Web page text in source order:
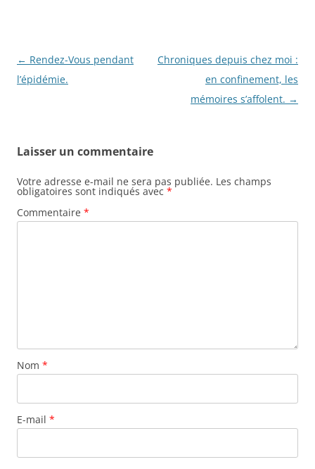
Navigation
des
← Rendez-Vous pendant
l’épidémie.
Chroniques depuis chez moi :
en confinement, les
mémoires s’affolent. →
Laisser un commentaire
Votre adresse e-mail ne sera pas publiée. Les champs
obligatoires sont indiqués avec *
Commentaire *
Nom *
E-mail *